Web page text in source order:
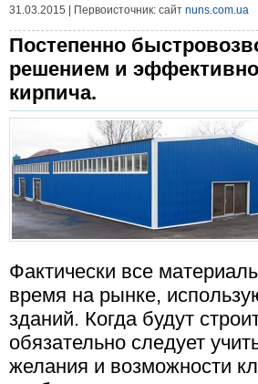
31.03.2015 | Первоисточник: сайт nuns.com.ua
Постепенно
решением и
кирпича.
Фактически все
время на рынке,
зданий. Когда будут
обязательно следует
желания и возможности